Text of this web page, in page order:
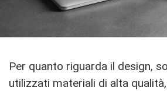
Per quanto riguarda il design,
utilizzati materiali di alta